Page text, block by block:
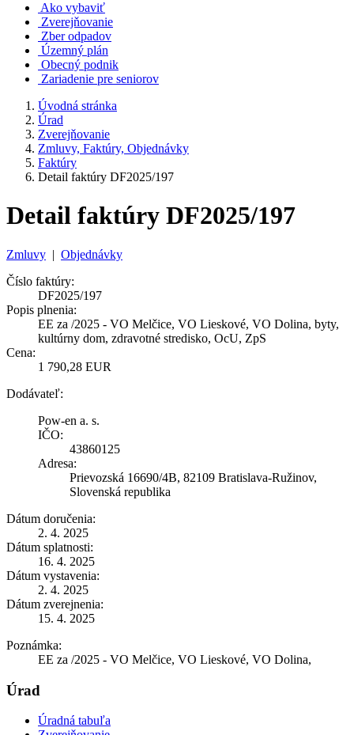
Ako vybaviť
Zverejňovanie
Zber odpadov
Územný plán
Obecný podnik
Zariadenie pre seniorov
Úvodná stránka
Úrad
Zverejňovanie
Zmluvy, Faktúry, Objednávky
Faktúry
Detail faktúry DF2025/197
Detail faktúry DF2025/197
Zmluvy | Objednávky
Číslo faktúry:
DF2025/197
Popis plnenia:
EE za /2025 - VO Melčice, VO Lieskové, VO Dolina, byty,
kultúrny dom, zdravotné stredisko, OcU, ZpS
Cena:
1 790,28 EUR
Dodávateľ:
Pow-en a. s.
IČO:
43860125
Adresa:
Prievozská 16690/4B, 82109 Bratislava-Ružinov,
Slovenská republika
Dátum doručenia:
2. 4. 2025
Dátum splatnosti:
16. 4. 2025
Dátum vystavenia:
2. 4. 2025
Dátum zverejnenia:
15. 4. 2025
Poznámka:
EE za /2025 - VO Melčice, VO Lieskové, VO Dolina,
Úrad
Úradná tabuľa